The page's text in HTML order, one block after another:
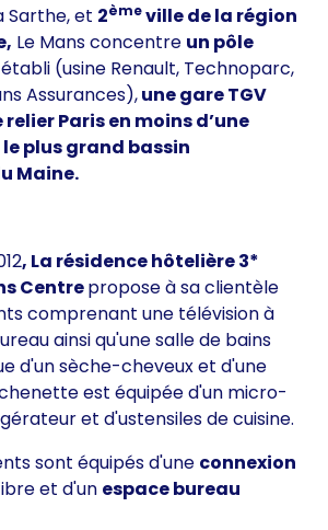
Sarthe, et 2èmeville de la région
Le Mans concentre un pôle
(usine Renault, Technoparc,
Assurances),une gare TGV
Paris en moins d’une
le plus grand bassin
Maine.
, La résidence hôtelière 3*
Centrepropose à sa clientèle
comprenant une télévision à
ainsi qu'une salle de bains
d'un sèche-cheveux et d'une
est équipée d'un micro-
et d'ustensiles de cuisine.
sont équipés d'une connexion
et d'un espace bureau